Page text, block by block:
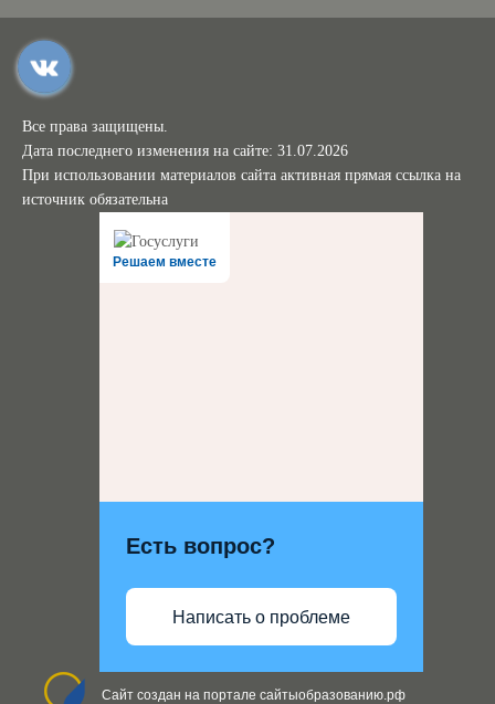
Все права защищены.
Дата последнего изменения на сайте: 31.07.2026
При использовании материалов сайта активная прямая ссылка на
источник обязательна
Решаем вместе
Есть вопрос?
Написать о проблеме
Сайт создан на портале сайтыобразованию.рф